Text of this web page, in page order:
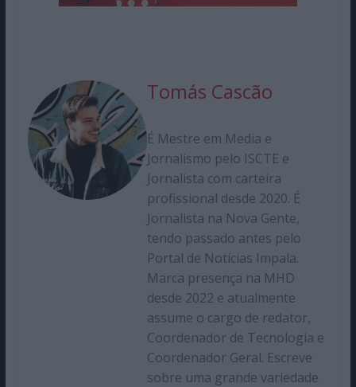
Tomás Cascão
É Mestre em Media e
Jornalismo pelo ISCTE e
Jornalista com carteira
profissional desde 2020. É
Jornalista na Nova Gente,
tendo passado antes pelo
Portal de Notícias Impala.
Marca presença na MHD
desde 2022 e atualmente
assume o cargo de redator,
Coordenador de Tecnologia e
Coordenador Geral. Escreve
sobre uma grande variedade